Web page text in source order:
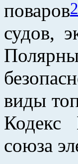
поваров2
судов,
виды
союза